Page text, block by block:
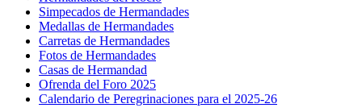
Simpecados de Hermandades
Medallas de Hermandades
Carretas de Hermandades
Fotos de Hermandades
Casas de Hermandad
Ofrenda del Foro 2025
Calendario de Peregrinaciones para el 2025-26